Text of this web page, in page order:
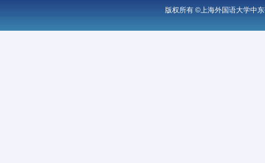
版权所有 ©上海外国语大学中